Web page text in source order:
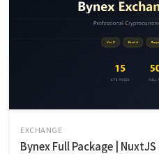
EXCHANGE
Bynex Full Package |